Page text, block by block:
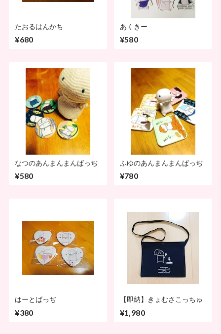
たおるはんかち
¥680
あくきー
¥580
なつのあんまんまんばっぢ
¥580
ふゆのあんまんまんばっぢ
¥780
はーとばっぢ
¥380
【即納】きょむさこっちゅ
¥1,980